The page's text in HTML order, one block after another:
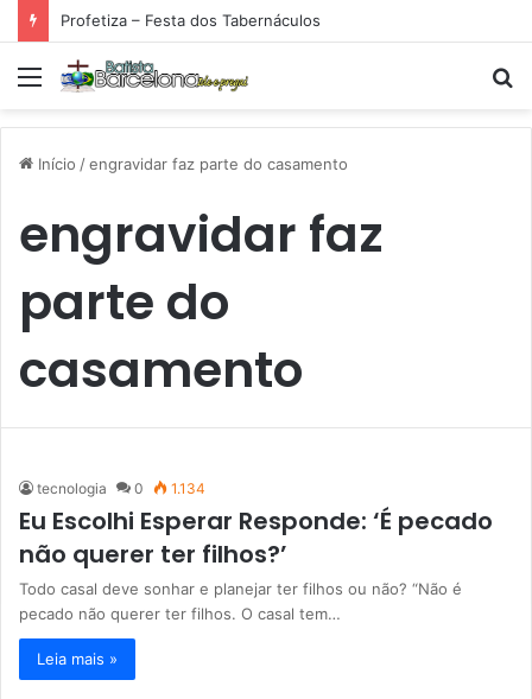
Profetiza – Festa dos Tabernáculos
Menu
Início /engravidar faz parte do casamento
engravidar faz
parte do
casamento
tecnologia 0 1.134
Eu Escolhi Esperar Responde: ‘É pecado
não querer ter filhos?’
Todo casal deve sonhar e planejar ter filhos ou não? “Não é
pecado não querer ter filhos. O casal tem…
Leia mais »